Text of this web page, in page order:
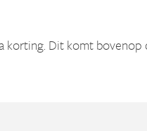
korting. Dit komt